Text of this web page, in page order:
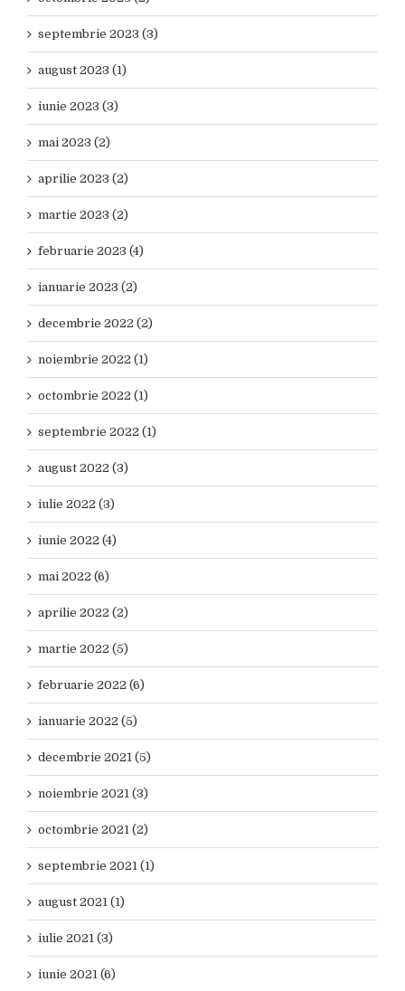
septembrie 2023 (3)
august 2023 (1)
iunie 2023 (3)
mai 2023 (2)
aprilie 2023 (2)
martie 2023 (2)
februarie 2023 (4)
ianuarie 2023 (2)
decembrie 2022 (2)
noiembrie 2022 (1)
octombrie 2022 (1)
septembrie 2022 (1)
august 2022 (3)
iulie 2022 (3)
iunie 2022 (4)
mai 2022 (6)
aprilie 2022 (2)
martie 2022 (5)
februarie 2022 (6)
ianuarie 2022 (5)
decembrie 2021 (5)
noiembrie 2021 (3)
octombrie 2021 (2)
septembrie 2021 (1)
august 2021 (1)
iulie 2021 (3)
iunie 2021 (6)